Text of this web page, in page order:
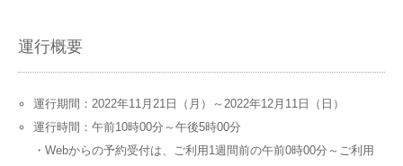
運行概要
運行期間：2022年11月21日（月）～2022年12月11日（日）
運行時間：午前10時00分～午後5時00分
・Webからの予約受付は、ご利用1週間前の午前0時00分～ご利用